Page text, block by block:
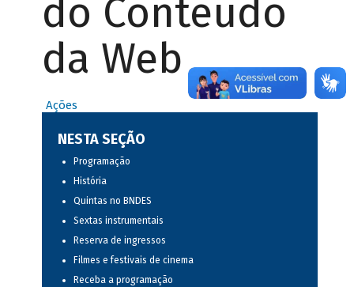
do Conteúdo
da Web
Ações
NESTA SEÇÃO
Programação
História
Quintas no BNDES
Sextas instrumentais
Reserva de ingressos
Filmes e festivais de cinema
Receba a programação